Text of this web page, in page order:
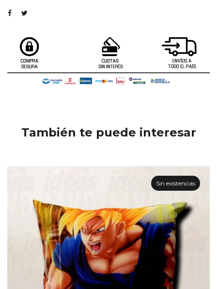
También te puede interesar
Sin existencias